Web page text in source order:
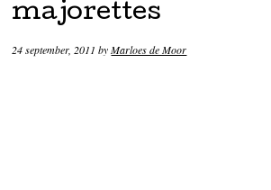
majorettes
24 september, 2011 byMarloes de Moor